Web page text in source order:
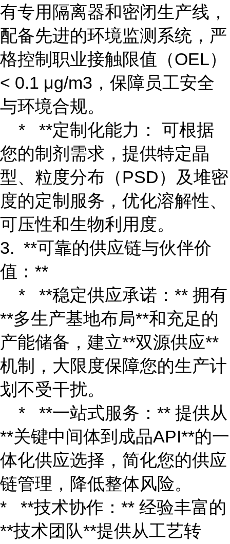
有专用隔离器和密闭生产线，
配备先进的环境监测系统，严
格控制职业接触限值（OEL）
< 0.1 μg/m3，保障员工安全
与环境合规。
* **定制化能力： 可根据
您的制剂需求，提供特定晶
型、粒度分布（PSD）及堆密
度的定制服务，优化溶解性、
可压性和生物利用度。
3. **可靠的供应链与伙伴价
值：**
* **稳定供应承诺：** 拥有
**多生产基地布局**和充足的
产能储备，建立**双源供应**
机制，大限度保障您的生产计
划不受干扰。
* **一站式服务：** 提供从
**关键中间体到成品API**的一
体化供应选择，简化您的供应
链管理，降低整体风险。
* **技术协作：** 经验丰富的
**技术团队**提供从工艺转